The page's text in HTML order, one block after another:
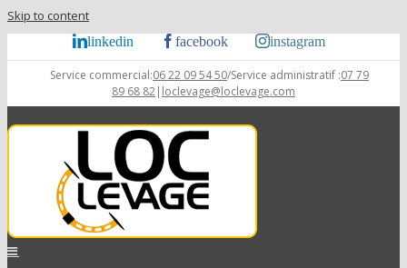
Skip to content
linkedin facebook instagram
Service commercial:06 22 09 54 50/Service administratif :07 79
89 68 82| loclevage@loclevage.com